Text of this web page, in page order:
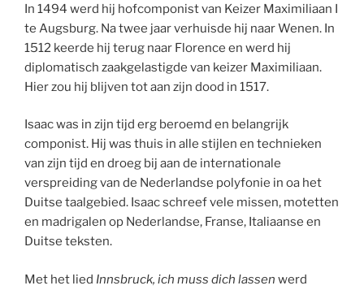
In 1494 werd hij hofcomponist van Keizer Maximiliaan I
te Augsburg. Na twee jaar verhuisde hij naar Wenen. In
1512 keerde hij terug naar Florence en werd hij
diplomatisch zaakgelastigde van keizer Maximiliaan.
Hier zou hij blijven tot aan zijn dood in 1517.
Isaac was in zijn tijd erg beroemd en belangrijk
componist. Hij was thuis in alle stijlen en technieken
van zijn tijd en droeg bij aan de internationale
verspreiding van de Nederlandse polyfonie in oa het
Duitse taalgebied. Isaac schreef vele missen, motetten
en madrigalen op Nederlandse, Franse, Italiaanse en
Duitse teksten.
Met het lied Innsbruck, ich muss dich lassen werd